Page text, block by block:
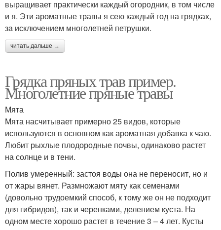
выращивает практически каждый огородник, в том числе
и я. Эти ароматные травы я сею каждый год на грядках,
за исключением многолетней петрушки.
читать дальше →
Грядка пряных трав пример.
Многолетние пряные травы
Мята
Мята насчитывает примерно 25 видов, которые
используются в основном как ароматная добавка к чаю.
Любит рыхлые плодородные почвы, одинаково растет
на солнце и в тени.
Полив умеренный: застоя воды она не переносит, но и
от жары вянет. Размножают мяту как семенами
(довольно трудоемкий способ, к тому же он не подходит
для гибридов), так и черенками, делением куста. На
одном месте хорошо растет в течение 3 – 4 лет. Кусты